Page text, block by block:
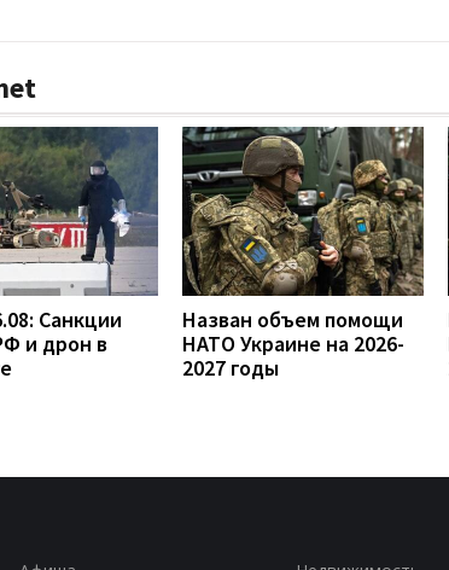
Санкции
и дрон в
Назван объем помощи
НАТО Украине на 2026-
2027 годы